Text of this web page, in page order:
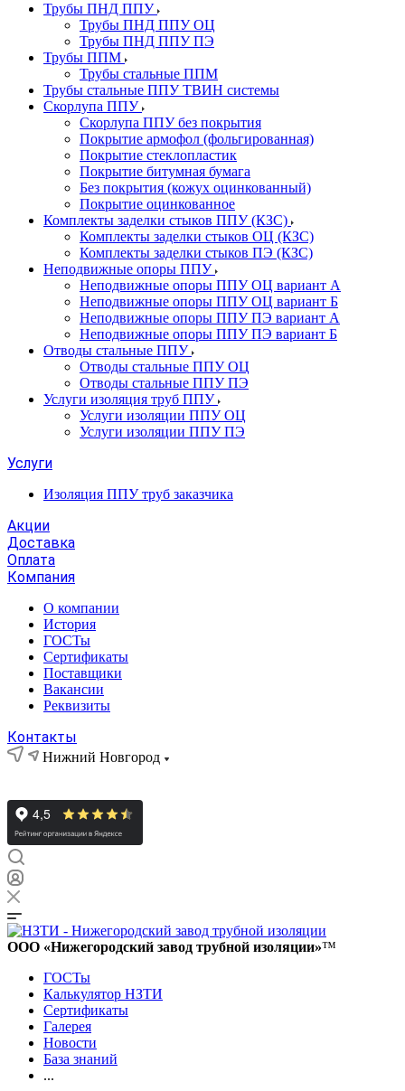
Трубы ПНД ППУ
Трубы ПНД ППУ ОЦ
Трубы ПНД ППУ ПЭ
Трубы ППМ
Трубы стальные ППМ
Трубы стальные ППУ ТВИН системы
Скорлупа ППУ
Скорлупа ППУ без покрытия
Покрытие армофол (фольгированная)
Покрытие стеклопластик
Покрытие битумная бумага
Без покрытия (кожух оцинкованный)
Покрытие оцинкованное
Комплекты заделки стыков ППУ (КЗС)
Комплекты заделки стыков ОЦ (КЗС)
Комплекты заделки стыков ПЭ (КЗС)
Неподвижные опоры ППУ
Неподвижные опоры ППУ ОЦ вариант А
Неподвижные опоры ППУ ОЦ вариант Б
Неподвижные опоры ППУ ПЭ вариант А
Неподвижные опоры ППУ ПЭ вариант Б
Отводы стальные ППУ
Отводы стальные ППУ ОЦ
Отводы стальные ППУ ПЭ
Услуги изоляция труб ППУ
Услуги изоляции ППУ ОЦ
Услуги изоляции ППУ ПЭ
Услуги
Изоляция ППУ труб заказчика
Акции
Доставка
Оплата
Компания
О компании
История
ГОСТы
Сертификаты
Поставщики
Вакансии
Реквизиты
Контакты
Нижний Новгород
ООО «Нижегородский завод трубной изоляции»™
ГОСТы
Калькулятор НЗТИ
Сертификаты
Галерея
Новости
База знаний
...